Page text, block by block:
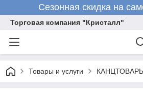
Сезонная скидка на
Торговая компания "Кристалл"
Товары и услуги